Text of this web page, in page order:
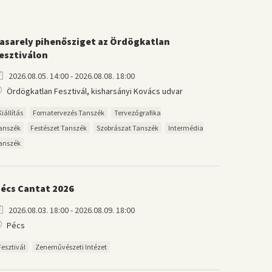
pihenősziget az Ördögkatlan
2026.08.05. 14:00 - 2026.08.08. 18:00
Ördögkatlan Fesztivál, kisharsányi Kovács udvar
Fomatervezés Tanszék
Tervezőgrafika
Festészet Tanszék Szobrászat Tanszék
Intermédia
Cantat 2026
2026.08.03. 18:00 - 2026.08.09. 18:00
Pécs
Zeneművészeti Intézet